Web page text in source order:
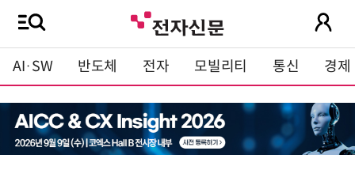
AI·SW 반도체 전자 모빌리티 통신 경제